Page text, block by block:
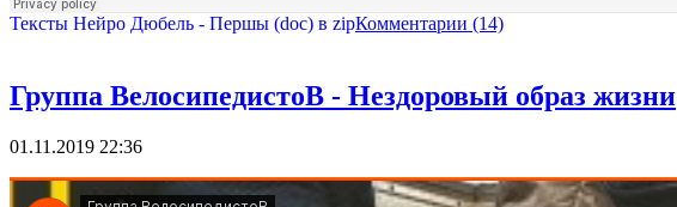
Тексты Нейро Дюбель - Першы (doc) в zipКомментарии (14)
Группа ВелосипедистоВ - Нездоровый образ жизни
01.11.2019 22:36